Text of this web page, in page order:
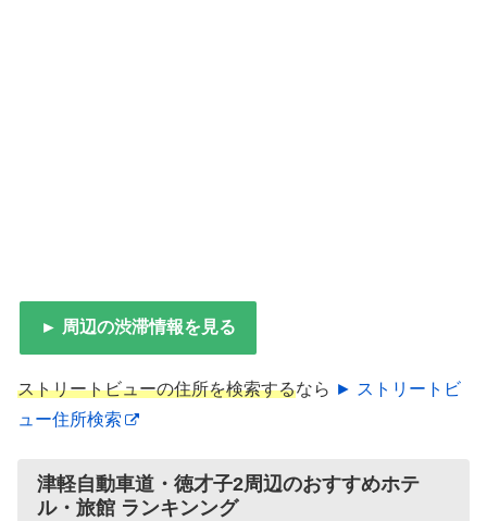
► 周辺の渋滞情報を見る
ストリートビューの住所を検索するなら ► ストリートビ
ュー住所検索
津軽自動車道・徳才子2周辺のおすすめホテ
ル・旅館 ランキンング